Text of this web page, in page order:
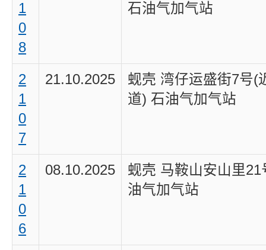
1
0
8
石油气加气站
2
1
0
7
21.10.2025
蚬壳 湾仔运盛街7号(
道) 石油气加气站
2
1
0
6
08.10.2025
蚬壳 马鞍山安山里21
油气加气站